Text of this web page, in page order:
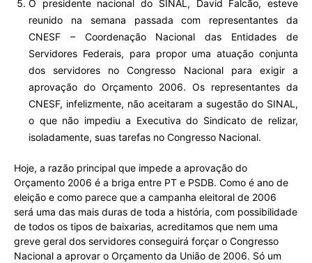
O presidente nacional do SINAL, David Falcão, esteve
reunido na semana passada com representantes da
CNESF – Coordenação Nacional das Entidades de
Servidores Federais, para propor uma atuação conjunta
dos servidores no Congresso Nacional para exigir a
aprovação do Orçamento 2006. Os representantes da
CNESF, infelizmente, não aceitaram a sugestão do SINAL,
o que não impediu a Executiva do Sindicato de relizar,
isoladamente, suas tarefas no Congresso Nacional.
Hoje, a razão principal que impede a aprovação do
Orçamento 2006 é a briga entre PT e PSDB. Como é ano de
eleição e como parece que a campanha eleitoral de 2006
será uma das mais duras de toda a história, com possibilidade
de todos os tipos de baixarias, acreditamos que nem uma
greve geral dos servidores conseguirá forçar o Congresso
Nacional a aprovar o Orçamento da União de 2006. Só um